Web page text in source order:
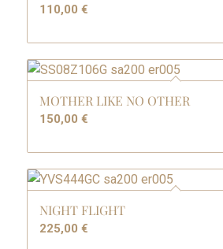
110,00 €
MOTHER LIKE NO OTHER
150,00 €
NIGHT FLIGHT
225,00 €